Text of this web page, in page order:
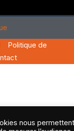
Politique de
nous